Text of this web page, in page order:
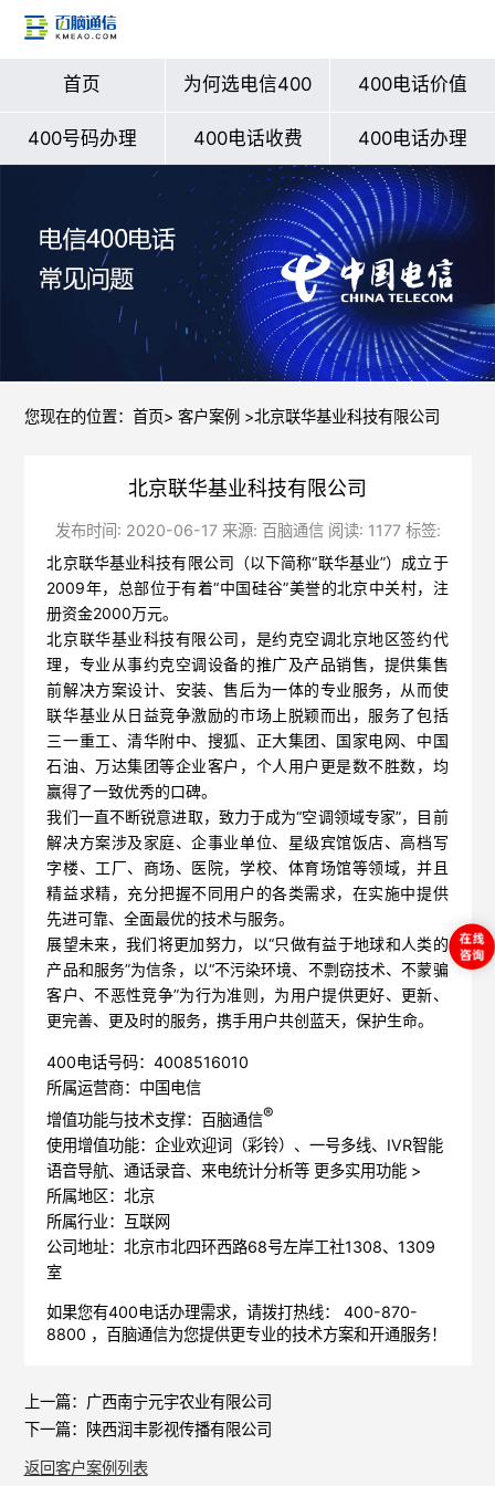
首页 为何选电信400 400电话价值
400号码办理 400电话收费 400电话办理
您现在的位置： 首页> 客户案例 >北京联华基业科技有限公司
北京联华基业科技有限公司
发布时间: 2020-06-17 来源: 百脑通信 阅读: 1177 标签:
北京联华基业科技有限公司（以下简称“联华基业”）成立于
2009年，总部位于有着“中国硅谷”美誉的北京中关村，注
册资金2000万元。
北京联华基业科技有限公司，是约克空调北京地区签约代
理，专业从事约克空调设备的推广及产品销售，提供集售
前解决方案设计、安装、售后为一体的专业服务，从而使
联华基业从日益竞争激励的市场上脱颖而出，服务了包括
三一重工、清华附中、搜狐、正大集团、国家电网、中国
石油、万达集团等企业客户，个人用户更是数不胜数，均
赢得了一致优秀的口碑。
我们一直不断锐意进取，致力于成为“空调领域专家”，目前
解决方案涉及家庭、企事业单位、星级宾馆饭店、高档写
字楼、工厂、商场、医院，学校、体育场馆等领域，并且
精益求精，充分把握不同用户的各类需求，在实施中提供
先进可靠、全面最优的技术与服务。
展望未来，我们将更加努力，以“只做有益于地球和人类的
产品和服务”为信条，以“不污染环境、不剽窃技术、不蒙骗
客户、不恶性竞争”为行为准则，为用户提供更好、更新、
更完善、更及时的服务，携手用户共创蓝天，保护生命。
400电话号码：4008516010
所属运营商：中国电信
增值功能与技术支撑：百脑通信®
使用增值功能：企业欢迎词（彩铃）、一号多线、IVR智能
语音导航、通话录音、来电统计分析等 更多实用功能 >
所属地区：北京
所属行业：互联网
公司地址：北京市北四环西路68号左岸工社1308、1309
室
如果您有400电话办理需求，请拨打热线： 400-870-
8800 ， 百脑通信为您提供更专业的技术方案和开通服务！
上一篇： 广西南宁元宇农业有限公司
下一篇：
陕西润丰影视传播有限公司
返回客户案例列表